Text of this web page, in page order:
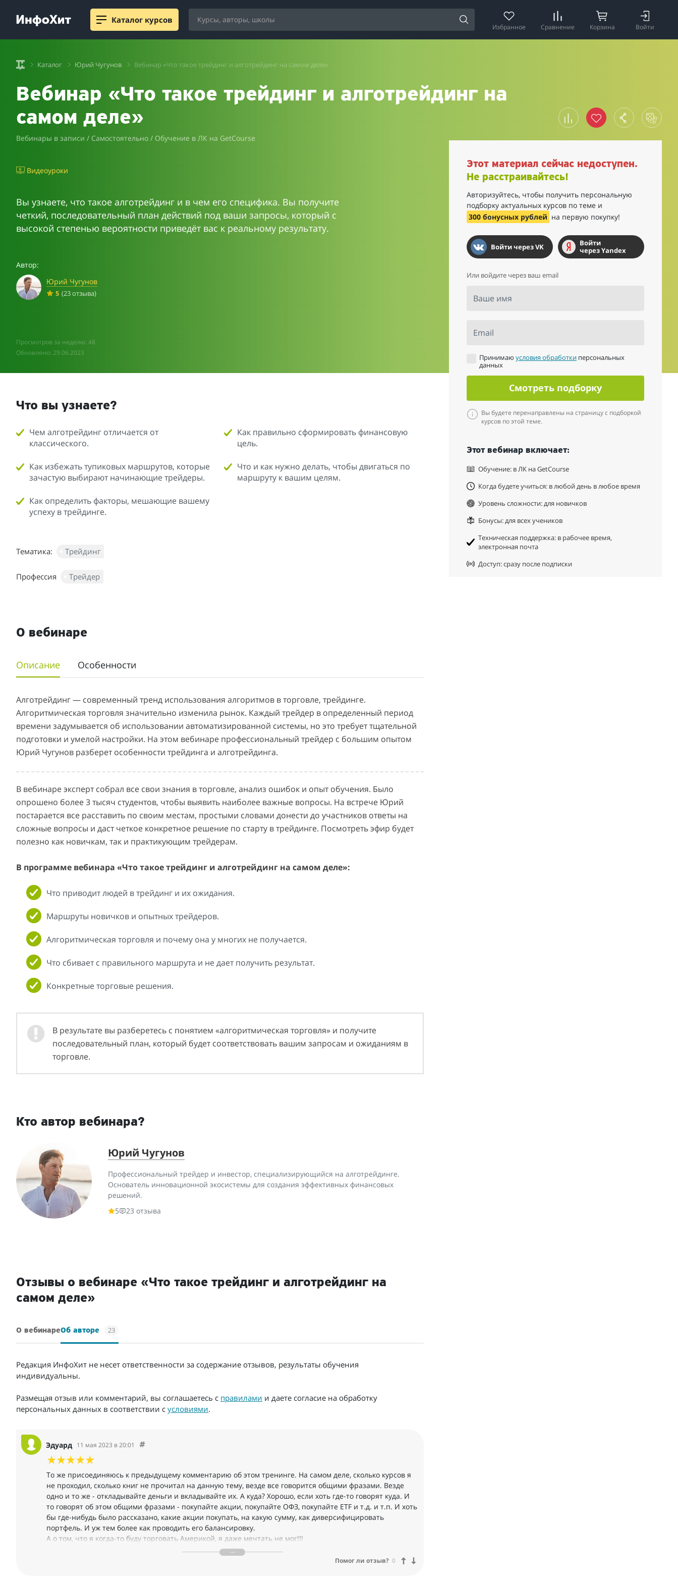
Каталог курсов
Избранное Сравнение Корзина Войти
Каталог Юрий Чугунов Вебинар «Что такое трейдинг и алготрейдинг на самом деле»
Вебинар «Что такое трейдинг и алготрейдинг на
самом деле»
Вебинары в записи / Самостоятельно / Обучение в ЛК на GetCourse
Видеоуроки
Вы узнаете, что такое алготрейдинг и в чем его специфика. Вы получите
четкий, последовательный план действий под ваши запросы, который с
высокой степенью вероятности приведёт вас к реальному результату.
Автор:
Юрий Чугунов
5 (23 отзыва)
Просмотров за неделю: 48
Обновлено: 29.06.2023
Этот материал сейчас недоступен.
Не расстраивайтесь!
Авторизуйтесь, чтобы получить персональную
подборку актуальных курсов по теме и
300 бонусных рублей на первую покупку!
Войти через VK
Войти
через Yandex
Или войдите через ваш email
Ваше имя
Email
Принимаюусловия обработки персональных
данных
Смотреть подборку
Вы будете перенаправлены на страницу с подборкой
курсов по этой теме.
Этот вебинар включает:
Обучение: в ЛК на GetCourse
Когда будете учиться: в любой день в любое время
Уровень сложности: для новичков
Бонусы: для всех учеников
Техническая поддержка: в рабочее время,
электронная почта
Доступ: сразу после подписки
Что вы узнаете?
Чем алготрейдинг отличается от
классического.
Как избежать тупиковых маршрутов, которые
зачастую выбирают начинающие трейдеры.
Как определить факторы, мешающие вашему
успеху в трейдинге.
Как правильно сформировать финансовую
цель.
Что и как нужно делать, чтобы двигаться по
маршруту к вашим целям.
Тематика: Трейдинг
Профессия Трейдер
О вебинаре
Описание Особенности
Алготрейдинг — современный тренд использования алгоритмов в торговле, трейдинге.
Алгоритмическая торговля значительно изменила рынок. Каждый трейдер в определенный период
времени задумывается об использовании автоматизированной системы, но это требует тщательной
подготовки и умелой настройки. На этом вебинаре профессиональный трейдер с большим опытом
Юрий Чугунов разберет особенности трейдинга и алготрейдинга.
В вебинаре эксперт собрал все свои знания в торговле, анализ ошибок и опыт обучения. Было
опрошено более 3 тысяч студентов, чтобы выявить наиболее важные вопросы. На встрече Юрий
постарается все расставить по своим местам, простыми словами донести до участников ответы на
сложные вопросы и даст четкое конкретное решение по старту в трейдинге. Посмотреть эфир будет
полезно как новичкам, так и практикующим трейдерам.
В программе вебинара «Что такое трейдинг и алготрейдинг на самом деле»:
Что приводит людей в трейдинг и их ожидания.
Маршруты новичков и опытных трейдеров.
Алгоритмическая торговля и почему она у многих не получается.
Что сбивает с правильного маршрута и не дает получить результат.
Конкретные торговые решения.
В результате вы разберетесь с понятием «алгоритмическая торговля» и получите
последовательный план, который будет соответствовать вашим запросам и ожиданиям в
торговле.
Кто автор вебинара?
Юрий Чугунов
Профессиональный трейдер и инвестор, специализирующийся на алготрейдинге.
Основатель инновационной экосистемы для создания эффективных финансовых
решений.
5
23 отзыва
Отзывы о вебинаре «Что такое трейдинг и алготрейдинг на
самом деле»
О вебинареОб авторе 23
Редакция ИнфоХит не несет ответственности за содержание отзывов, результаты обучения
индивидуальны.
Размещая отзыв или комментарий, вы соглашаетесь с правилами и даете согласие на обработку
персональных данных в соответствии с условиями.
Эдуард 11 мая 2023 в 20:01
То же присоединяюсь к предыдущему комментарию об этом тренинге. На самом деле, сколько курсов я
не проходил, сколько книг не прочитал на данную тему, везде все говорится общими фразами. Везде
одно и то же - откладывайте деньги и вкладывайте их. А куда? Хорошо, если хоть где-то говорят куда. И
то говорят об этом общими фразами - покупайте акции, покупайте ОФЗ, покупайте ETF и т.д. и т.п. И хоть
бы где-нибудь было рассказано, какие акции покупать, на какую сумму, как диверсифицировать
портфель. И уж тем более как проводить его балансировку.
А о том, что я когда-то буду торговать Америкой, я даже мечтать не мог!!!
Даже не представляю, сколько бы мне понадобилось времени, что бы дойти до того уровня, на котором я
Помог ли отзыв? 0